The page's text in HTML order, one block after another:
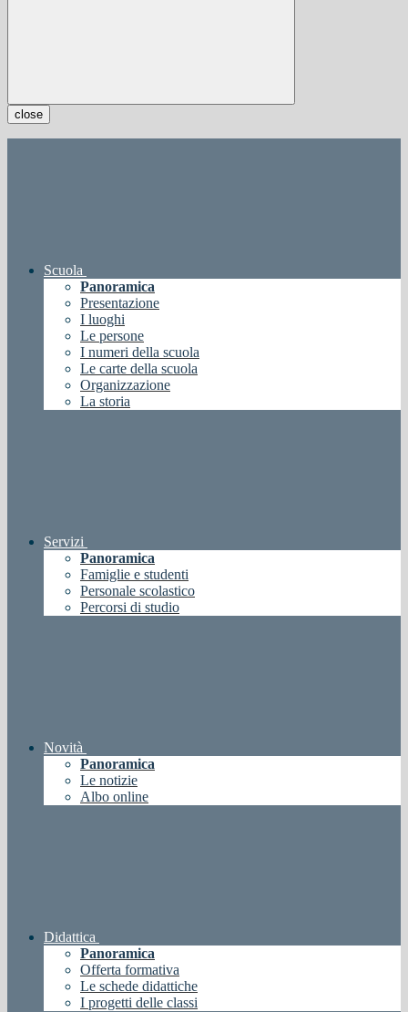
close
Scuola
Panoramica
Presentazione
I luoghi
Le persone
I numeri della scuola
Le carte della scuola
Organizzazione
La storia
Servizi
Panoramica
Famiglie e studenti
Personale scolastico
Percorsi di studio
Novità
Panoramica
Le notizie
Albo online
Didattica
Panoramica
Offerta formativa
Le schede didattiche
I progetti delle classi